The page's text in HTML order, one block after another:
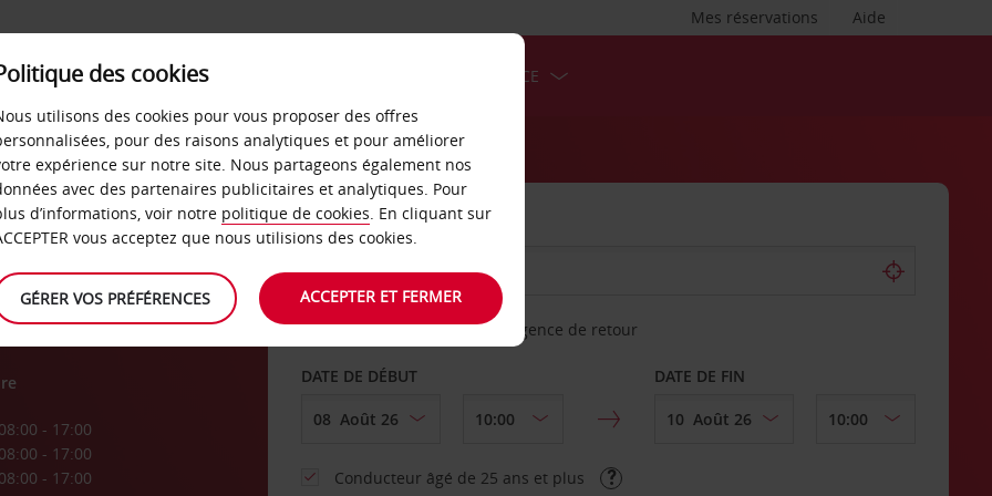
Aide
Mes réservations
SERVICES &
LOCATION
LIBRE-SERVICE
08:00 - 17:00
08:00 - 17:00
08:00 - 17:00
AGENCE DE DÉPART
Sélectionnez une autre agence de retour
DATE DE DÉBUT DATE DE FIN
Conducteur âgé de 25 ans et plus
des cookies
utilisons des cookies pour vous proposer des offres
pour des raisons analytiques et pour améliorer
expérience sur notre site. Nous partageons également nos
avec des partenaires publicitaires et analytiques. Pour
d’informations, voir notre politique de cookies. En cliquant sur
vous acceptez que nous utilisions des cookies.
GÉRER VOS PRÉFÉRENCES ACCEPTER ET FERMER